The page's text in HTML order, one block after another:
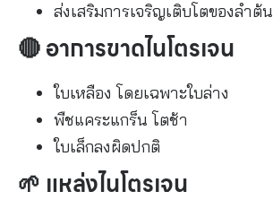
ส่งเสริมการเจริญเติบโตของลำต้น
🔴 อาการขาดไนโตรเจน
ใบเหลือง โดยเฉพาะใบล่าง
พืชแคระแกร็น โตช้า
ใบเล็กลงผิดปกติ
🌱 แหล่งไนโตรเจน